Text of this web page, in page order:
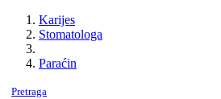
Karijes
Stomatologa
Paraćin
Pretraga